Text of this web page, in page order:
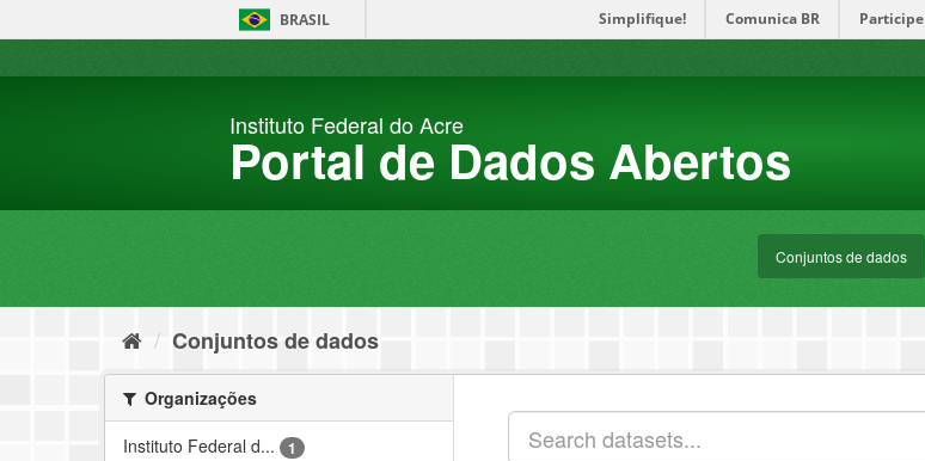
BRASIL Simplifique! Comunica BR Participe
Instituto Federal do Acre
Portal de Dados Abertos
Conjuntos de dados
Conjuntos de dados
Organizações
Instituto Federal d...
1